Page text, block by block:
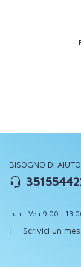
BISOGNO DI
Lun - Ven 9.00 :
| Scrivici un